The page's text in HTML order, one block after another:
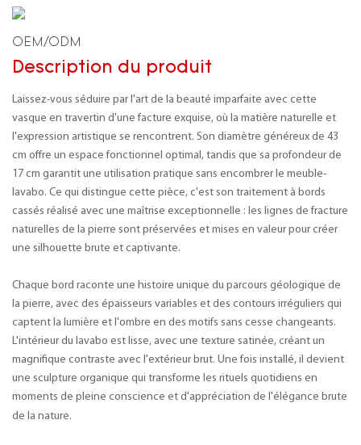
OEM/ODM
Description du produit
Laissez-vous séduire par l'art de la beauté imparfaite avec cette
vasque en travertin d'une facture exquise, où la matière naturelle et
l'expression artistique se rencontrent. Son diamètre généreux de 43
cm offre un espace fonctionnel optimal, tandis que sa profondeur de
17 cm garantit une utilisation pratique sans encombrer le meuble-
lavabo. Ce qui distingue cette pièce, c'est son traitement à bords
cassés réalisé avec une maîtrise exceptionnelle : les lignes de fracture
naturelles de la pierre sont préservées et mises en valeur pour créer
une silhouette brute et captivante.
Chaque bord raconte une histoire unique du parcours géologique de
la pierre, avec des épaisseurs variables et des contours irréguliers qui
captent la lumière et l'ombre en des motifs sans cesse changeants.
L'intérieur du lavabo est lisse, avec une texture satinée, créant un
magnifique contraste avec l'extérieur brut. Une fois installé, il devient
une sculpture organique qui transforme les rituels quotidiens en
moments de pleine conscience et d'appréciation de l'élégance brute
de la nature.